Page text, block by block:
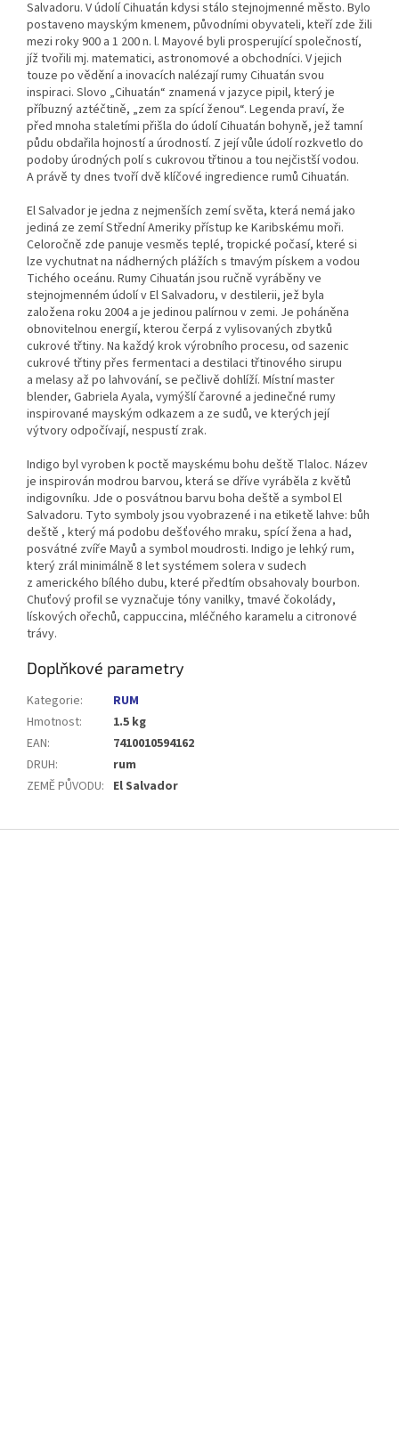
Salvadoru. V údolí Cihuatán kdysi stálo stejnojmenné město. Bylo
postaveno mayským kmenem, původními obyvateli, kteří zde žili
mezi roky 900 a 1 200 n. l. Mayové byli prosperující společností,
jíž tvořili mj. matematici, astronomové a obchodníci. V jejich
touze po vědění a inovacích nalézají rumy Cihuatán svou
inspiraci. Slovo „Cihuatán“ znamená v jazyce pipil, který je
příbuzný aztéčtině, „zem za spící ženou“. Legenda praví, že
před mnoha staletími přišla do údolí Cihuatán bohyně, jež tamní
půdu obdařila hojností a úrodností. Z její vůle údolí rozkvetlo do
podoby úrodných polí s cukrovou třtinou a tou nejčistší vodou.
A právě ty dnes tvoří dvě klíčové ingredience rumů Cihuatán.
El Salvador je jedna z nejmenších zemí světa, která nemá jako
jediná ze zemí Střední Ameriky přístup ke Karibskému moři.
Celoročně zde panuje vesměs teplé, tropické počasí, které si
lze vychutnat na nádherných plážích s tmavým pískem a vodou
Tichého oceánu. Rumy Cihuatán jsou ručně vyráběny ve
stejnojmenném údolí v El Salvadoru, v destilerii, jež byla
založena roku 2004 a je jedinou palírnou v zemi. Je poháněna
obnovitelnou energií, kterou čerpá z vylisovaných zbytků
cukrové třtiny. Na každý krok výrobního procesu, od sazenic
cukrové třtiny přes fermentaci a destilaci třtinového sirupu
a melasy až po lahvování, se pečlivě dohlíží. Místní master
blender, Gabriela Ayala, vymýšlí čarovné a jedinečné rumy
inspirované mayským odkazem a ze sudů, ve kterých její
výtvory odpočívají, nespustí zrak.
Indigo byl vyroben k poctě mayskému bohu deště Tlaloc. Název
je inspirován modrou barvou, která se dříve vyráběla z květů
indigovníku. Jde o posvátnou barvu boha deště a symbol El
Salvadoru. Tyto symboly jsou vyobrazené i na etiketě lahve: bůh
deště , který má podobu dešťového mraku, spící žena a had,
posvátné zvíře Mayů a symbol moudrosti. Indigo je lehký rum,
který zrál minimálně 8 let systémem solera v sudech
z amerického bílého dubu, které předtím obsahovaly bourbon.
Chuťový profil se vyznačuje tóny vanilky, tmavé čokolády,
lískových ořechů, cappuccina, mléčného karamelu a citronové
trávy.
Doplňkové parametry
Kategorie:
RUM
Hmotnost:
1.5 kg
EAN:
7410010594162
DRUH:
rum
ZEMĚ PŮVODU: El Salvador